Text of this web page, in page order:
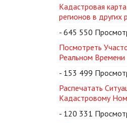
Кадастровая
регионов в других
- 645 550
Посмотреть
Реальном Времени
- 153 499
Распечатать
Кадастровому
- 120 331